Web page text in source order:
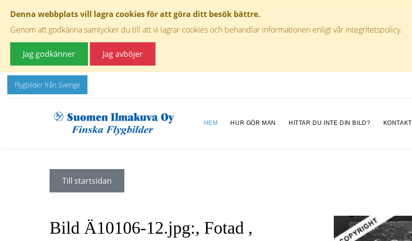
Denna webbplats vill lagra cookies för att göra ditt besök bättre.
Genom att godkänna samtycker du till att vi lagrar cookies och behandlar informationen enligt vår integritetspolicy.
Jag godkänner Jag avböjer
Flygbilder från Sverige
HEM HUR GÖR MAN HITTAR DU INTE DIN BILD? KONTAKT
Till startsidan
Bild Ä10106-12.jpg:, Fotad ,